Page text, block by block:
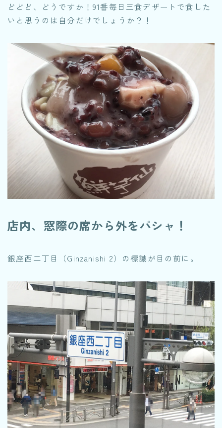
どどど、どうですか！91番毎日三食デザートで食した
いと思うのは自分だけでしょうか？！
店内、窓際の席から外をパシャ！
銀座西二丁目（Ginzanishi 2）の標識が目の前に。